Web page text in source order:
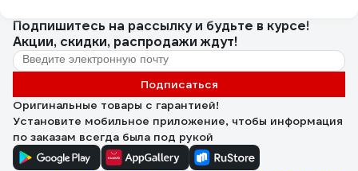
Подпишитесь на рассылкуи будьте в курсе!
Акции, скидки, распродажи ждут!
Подписаться
Оригинальные товары с гарантией!
Установите мобильное приложение, чтобы информация
по заказам всегда была под рукой